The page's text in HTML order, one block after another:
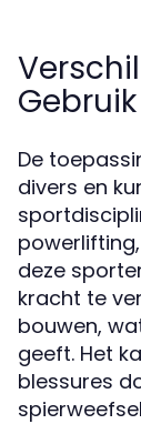
Gebruik
De
divers en
deze
kracht te
bouwen,
geeft. Het
blessures